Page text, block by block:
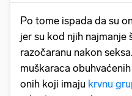
Po tome ispada da su
jer su kod njih najmanje
razočaranu nakon
muškaraca
onih koji imaju krvnu